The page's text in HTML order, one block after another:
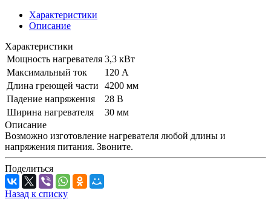
Характеристики
Описание
Характеристики
Мощность нагревателя 3,3 кВт
Максимальный ток
120 А
Длина греющей части
4200 мм
Падение напряжения
28 В
Ширина нагревателя
30 мм
Описание
Возможно изготовление нагревателя любой длины и
напряжения питания. Звоните.
Поделиться
Назад к списку